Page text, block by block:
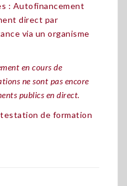
: Autofinancement
direct par
via un organisme
en cours de
ne sont pas encore
publics en direct.
de formation